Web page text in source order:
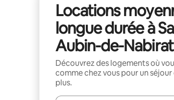
Locations
longue durée à
Aubin-de-Nabirat
Découvrez des logements où
comme chez vous pour un séjour
plus.